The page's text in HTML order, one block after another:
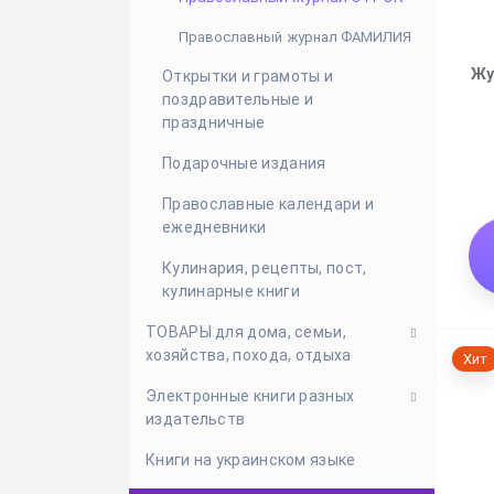
Конфлитология, разрешение
Практическая психология и
психотерапия
Виктимология
Экзистенциальная
психотерапия
Психотерапия зависимости и
созависимости
Нарциссизм
Академическая, научная
психология
Молитвословы
Церковные товары
Православный журнал ФАМИЛИЯ
Открытки и грамоты и
поздравительные и
праздничные
Подарочные издания
Православные календари и
ежедневники
Кулинария, рецепты, пост,
кулинарные книги
ТОВАРЫ для дома, семьи,
хозяйства, похода, отдыха
Зарядки и кабели для гаджетов,
LED лампы
Полезные товары для дома,
семьи, отдыха и хозяйства
Электронные книги разных
издательств
Электронные книги другие
Книги на украинском языке
Хит